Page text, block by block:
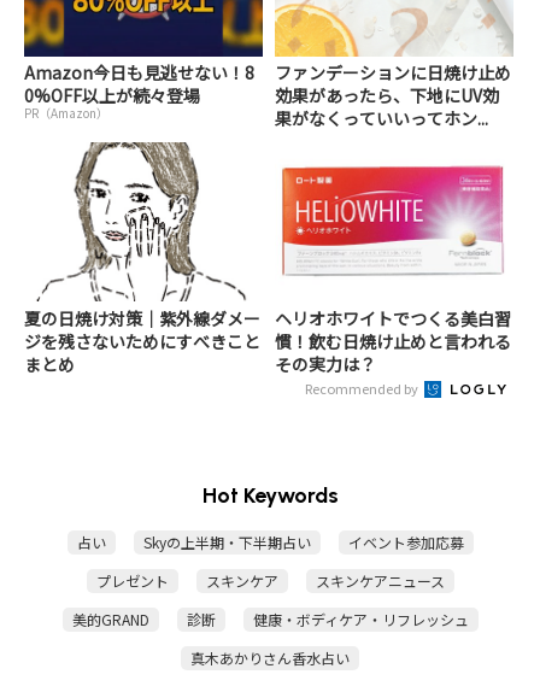
Amazon今日も見逃せない！8
0%OFF以上が続々登場
PR（Amazon）
ファンデーションに日焼け止め
効果があったら、下地にUV効
果がなくっていいってホン...
夏の日焼け対策｜紫外線ダメー
ジを残さないためにすべきこと
まとめ
ヘリオホワイトでつくる美白習
慣！飲む日焼け止めと言われる
その実力は？
Recommended by
Hot Keywords
占い Skyの上半期・下半期占い
イベント参加応募
プレゼント
スキンケア
スキンケアニュース
美的GRAND
診断
健康・ボディケア・リフレッシュ
真木あかりさん香水占い